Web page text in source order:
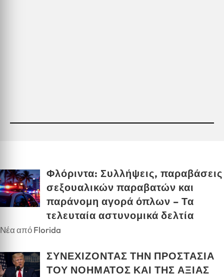
Φλόριντα: Συλλήψεις, παραβάσεις
σεξουαλικών παραβατών και
παράνομη αγορά όπλων – Τα
τελευταία αστυνομικά δελτία
Νέα από Florida
ΣΥΝΕΧΙΖΟΝΤΑΣ ΤΗΝ ΠΡΟΣΤΑΣΙΑ
ΤΟΥ ΝΟΗΜΑΤΟΣ ΚΑΙ ΤΗΣ ΑΞΙΑΣ